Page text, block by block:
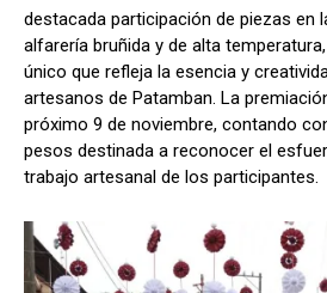
destacada participación de piezas en
alfarería bruñida y de alta
único que refleja la esencia y
artesanos de Patamban. La
próximo 9 de noviembre, contando
pesos destinada a reconocer el
trabajo artesanal de los participantes.